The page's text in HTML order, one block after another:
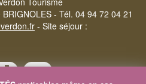
- Tél. 04 94 72 04 21
- Site séjour :